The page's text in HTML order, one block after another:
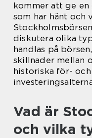
kommer att ge
som har hänt och
diskutera olika
handlas på
skillnader mellan
historiska för-
Vad är
och vilka